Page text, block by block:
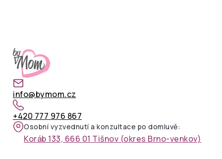
info@bymom.cz
+420 777 976 867
Osobní vyzvednutí a konzultace po domluvě:
Koráb 133, 666 01 Tišnov (okres Brno-venkov)